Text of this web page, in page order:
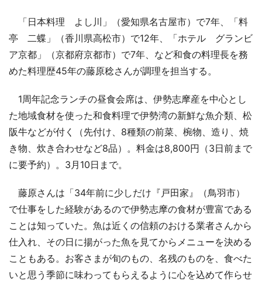
「日本料理 よし川」（愛知県名古屋市）で7年、「料
亭 二蝶」（香川県高松市）で12年、「ホテル グランビ
ア京都」（京都府京都市）で7年、など和食の料理長を務
めた料理歴45年の藤原稔さんが調理を担当する。
1周年記念ランチの昼食会席は、伊勢志摩産を中心とし
た地域食材を使った和食料理で伊勢湾の新鮮な魚介類、松
阪牛などが付く（先付け、8種類の前菜、椀物、造り、焼
き物、炊き合わせなど8品）。料金は8,800円（3日前まで
に要予約）。3月10日まで。
藤原さんは「34年前に少しだけ『戸田家』（鳥羽市）
で仕事をした経験があるので伊勢志摩の食材が豊富である
ことは知っていた。魚は近くの信頼のおける業者さんから
仕入れ、その日に揚がった魚を見てからメニューを決める
こともある。お客さまが旬のもの、名残のものを、食べた
いと思う季節に味わってもらえるように心を込めて作らせ